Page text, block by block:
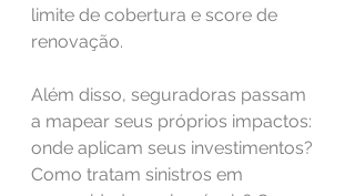
limite de cobertura e score de
renovação.
Além disso, seguradoras passam
a mapear seus próprios impactos:
onde aplicam seus investimentos?
Como tratam sinistros em